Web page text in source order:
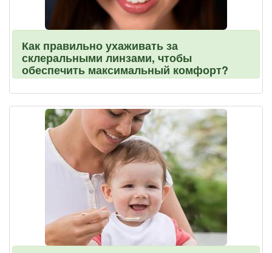
Как правильно ухаживать за
склеральными линзами, чтобы
обеспечить максимальный комфорт?